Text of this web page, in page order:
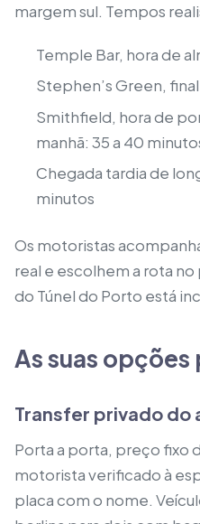
margem sul. Tempos
Temple Bar, hora de
Stephen’s Green,
Smithfield, hora de
manhã: 35 a 40
Chegada tardia de
minutos
Os motoristas
real e escolhem a rota
do Túnel do Porto está
As suas opções
Transfer privado do
Porta a porta, preço fixo
motorista verificado à
placa com o nome.